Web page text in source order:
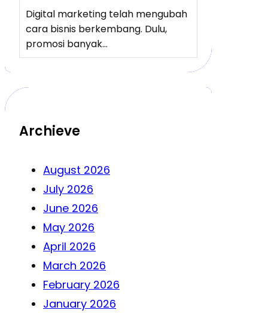
Digital marketing telah mengubah
cara bisnis berkembang. Dulu,
promosi banyak…
Archieve
August 2026
July 2026
June 2026
May 2026
April 2026
March 2026
February 2026
January 2026